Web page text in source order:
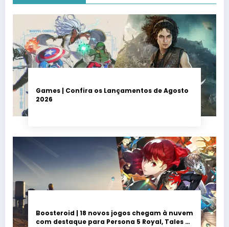
Games | Confira os Lançamentos de Agosto
2026
Boosteroid | 18 novos jogos chegam à nuvem
com destaque para Persona 5 Royal, Tales of